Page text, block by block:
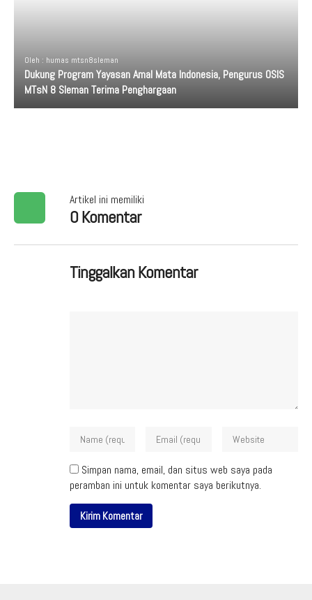
Oleh : humas mtsn8sleman
Dukung Program Yayasan Amal Mata Indonesia, Pengurus OSIS
MTsN 8 Sleman Terima Penghargaan
Artikel ini memiliki
0 Komentar
Tinggalkan Komentar
Simpan nama, email, dan situs web saya pada
peramban ini untuk komentar saya berikutnya.